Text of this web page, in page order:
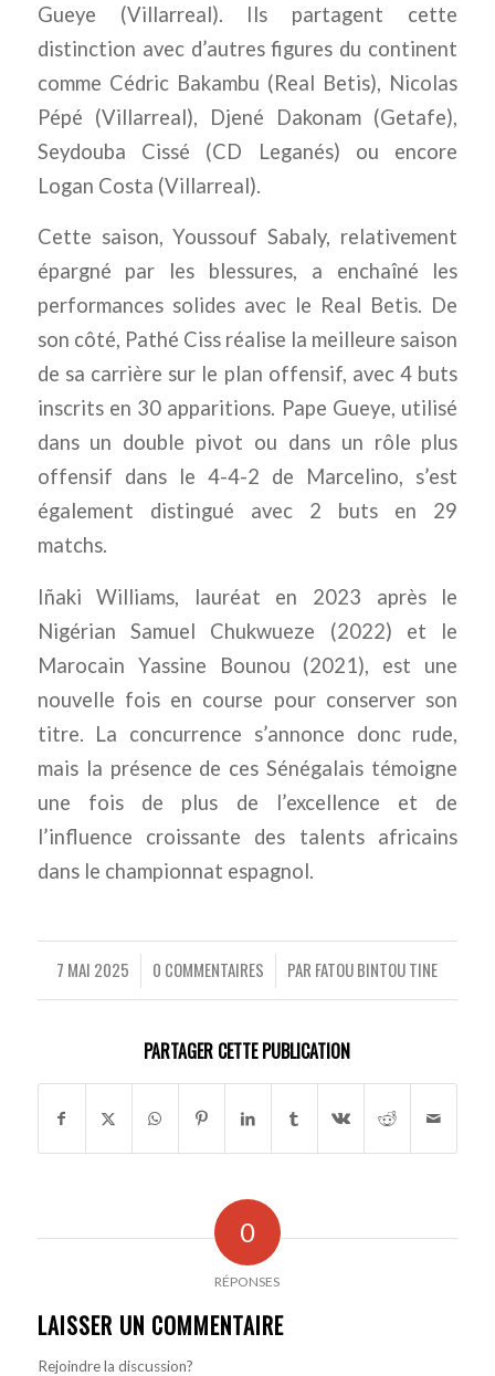
Gueye (Villarreal). Ils partagent cette
distinction avec d’autres figures du continent
comme Cédric Bakambu (Real Betis), Nicolas
Pépé (Villarreal), Djené Dakonam (Getafe),
Seydouba Cissé (CD Leganés) ou encore
Logan Costa (Villarreal).
Cette saison, Youssouf Sabaly, relativement
épargné par les blessures, a enchaîné les
performances solides avec le Real Betis. De
son côté, Pathé Ciss réalise la meilleure saison
de sa carrière sur le plan offensif, avec 4 buts
inscrits en 30 apparitions. Pape Gueye, utilisé
dans un double pivot ou dans un rôle plus
offensif dans le 4-4-2 de Marcelino, s’est
également distingué avec 2 buts en 29
matchs.
Iñaki Williams, lauréat en 2023 après le
Nigérian Samuel Chukwueze (2022) et le
Marocain Yassine Bounou (2021), est une
nouvelle fois en course pour conserver son
titre. La concurrence s’annonce donc rude,
mais la présence de ces Sénégalais témoigne
une fois de plus de l’excellence et de
l’influence croissante des talents africains
dans le championnat espagnol.
7 MAI 2025
/ 0 COMMENTAIRES
/ PAR FATOU BINTOU TINE
PARTAGER CETTE PUBLICATION
0
RÉPONSES
LAISSER UN COMMENTAIRE
Rejoindre la discussion?